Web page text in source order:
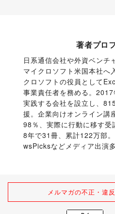
著者プロ
日系通信会社や外資ベンチ
マイクロソフト米国本社へ
クロソフトの役員として
事業責任者を務める。
実践する会社を設立し、
援。企業向けオンライン講
98％、実際に行動に移す
8年で31冊、累計122万部
wsPicksなどメディア出演多
メルマガの不正・違